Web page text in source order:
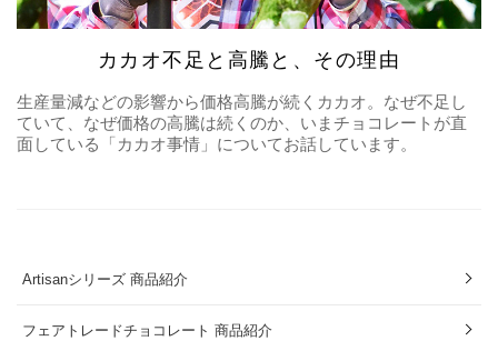
カカオ不足と高騰と、その理由
生産量減などの影響から価格高騰が続くカカオ。なぜ不足し
ていて、なぜ価格の高騰は続くのか、いまチョコレートが直
面している「カカオ事情」についてお話しています。
Artisanシリーズ 商品紹介
フェアトレードチョコレート 商品紹介